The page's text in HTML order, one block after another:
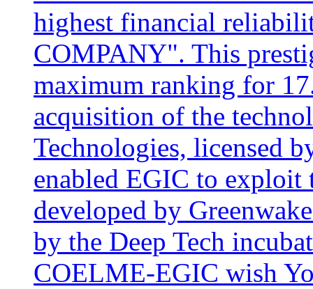
highest financial
COMPANY". This
maximum ranking for
acquisition of the
Technologies, licensed
enabled EGIC to
developed by
by the Deep Tech
COELME-EGIC wish